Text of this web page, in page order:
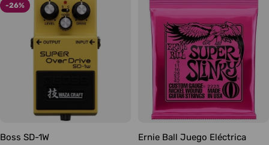
-26%
Boss SD-1W
Ernie Ball Juego Eléctrica